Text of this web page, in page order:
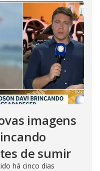
imagens
de sumir
há cinco dias